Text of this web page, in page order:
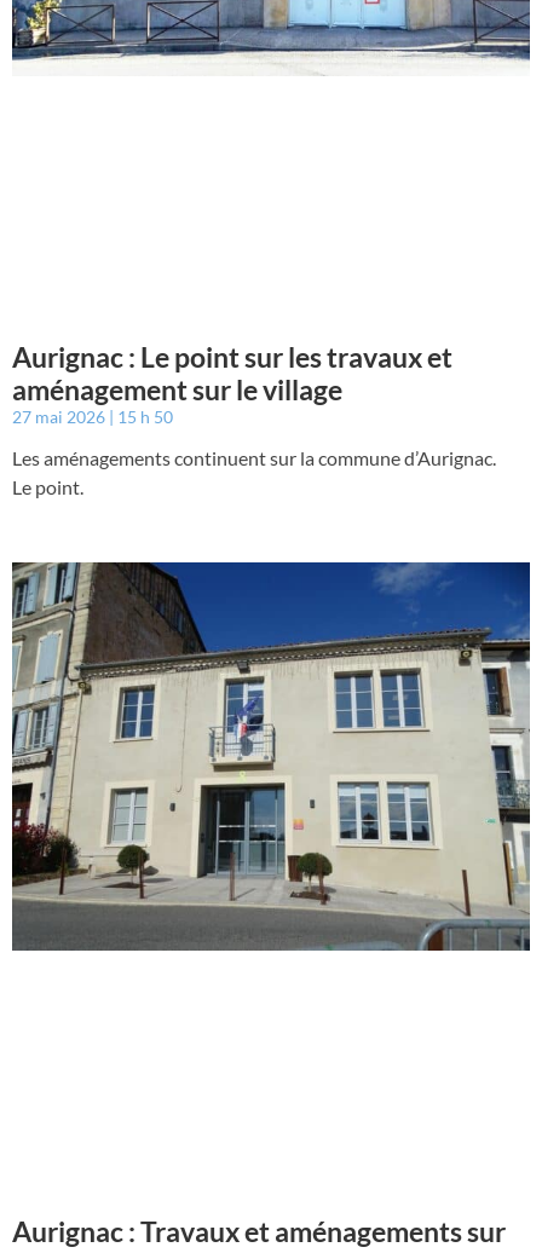
Aurignac : Le point sur les travaux et
aménagement sur le village
27 mai 2026 15 h 50
Les aménagements continuent sur la commune d’Aurignac.
Le point.
Aurignac : Travaux et aménagements sur